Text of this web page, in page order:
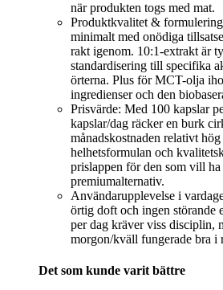
när produkten togs med mat.
Produktkvalitet &
minimalt med onödiga
rakt igenom. 10:1-extrakt är
standardisering till specifika
örterna. Plus för MCT-olja
ingredienser och den
Prisvärde: Med 100 kapslar
kapslar/dag räcker en burk
månadskostnaden relativt
helhetsformulan och
prislappen för den som vill
premiumalternativ.
Användarupplevelse i
örtig doft och ingen störande
per dag kräver viss disciplin,
morgon/kväll fungerade bra i
Det som kunde varit bättre